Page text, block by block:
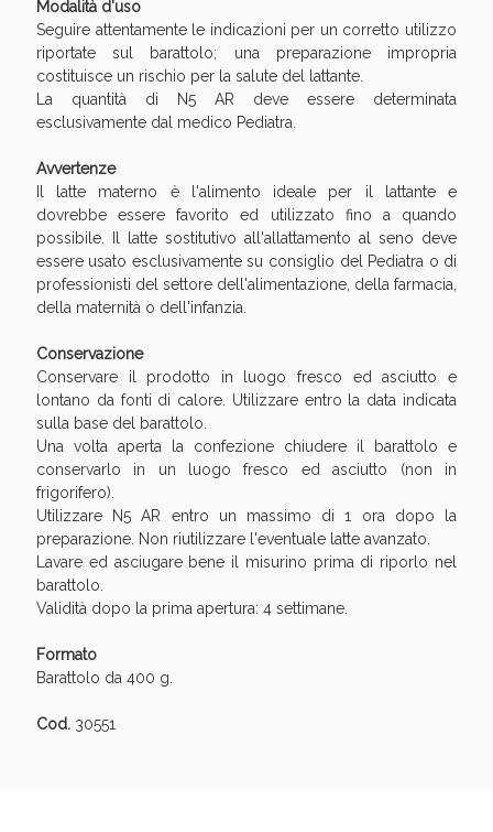
Modalità d'uso
Seguire attentamente le indicazioni per un corretto utilizzo
riportate sul barattolo; una preparazione impropria
costituisce un rischio per la salute del lattante.
La quantità di N5 AR deve essere determinata
esclusivamente dal medico Pediatra.
Avvertenze
Il latte materno è l'alimento ideale per il lattante e
dovrebbe essere favorito ed utilizzato fino a quando
possibile. Il latte sostitutivo all'allattamento al seno deve
essere usato esclusivamente su consiglio del Pediatra o di
professionisti del settore dell'alimentazione, della farmacia,
della maternità o dell'infanzia.
Conservazione
Conservare il prodotto in luogo fresco ed asciutto e
lontano da fonti di calore. Utilizzare entro la data indicata
sulla base del barattolo.
Una volta aperta la confezione chiudere il barattolo e
conservarlo in un luogo fresco ed asciutto (non in
frigorifero).
Utilizzare N5 AR entro un massimo di 1 ora dopo la
preparazione. Non riutilizzare l'eventuale latte avanzato.
Lavare ed asciugare bene il misurino prima di riporlo nel
barattolo.
Validità dopo la prima apertura: 4 settimane.
Formato
Barattolo da 400 g.
Cod.30551